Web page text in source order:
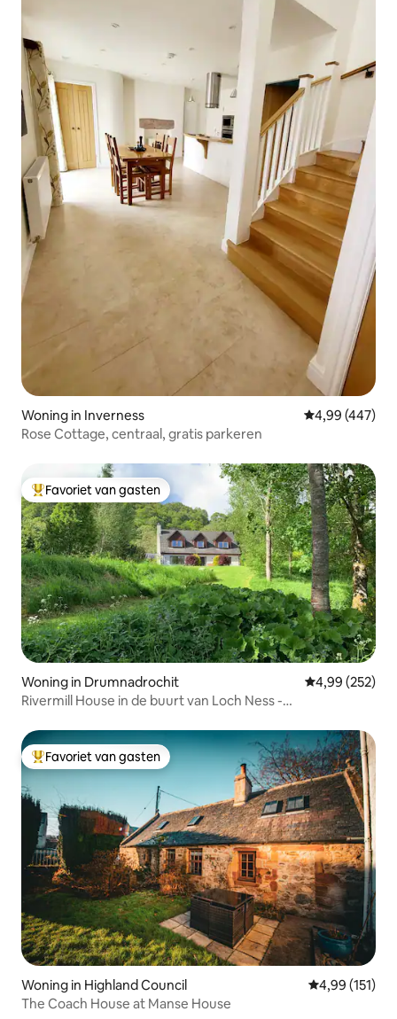
Woning in Inverness Gemiddelde
4,99 (447)
Rose Cottage, centraal, gratis parkeren
Topfavoriet van gasten
Favoriet van gasten
Woning in Drumnadrochit Gemiddelde
4,99 (252)
Rivermill House in de buurt van Loch Ness -
Topfavoriet van gasten
Favoriet van gasten
Woning in Highland Council Gemiddelde
4,99 (151)
The Coach House at Manse House